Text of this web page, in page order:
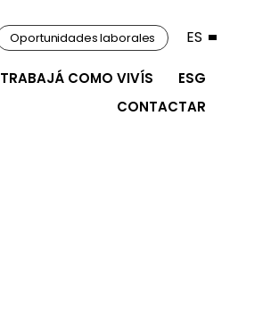
TRABAJÁ COMO VIVÍS
ESG
CONTACTAR
Oportunidades laborales ES